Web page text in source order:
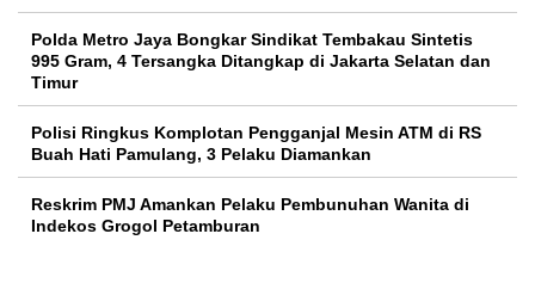
Polda Metro Jaya Bongkar Sindikat Tembakau Sintetis
995 Gram, 4 Tersangka Ditangkap di Jakarta Selatan dan
Timur
Polisi Ringkus Komplotan Pengganjal Mesin ATM di RS
Buah Hati Pamulang, 3 Pelaku Diamankan
Reskrim PMJ Amankan Pelaku Pembunuhan Wanita di
Indekos Grogol Petamburan